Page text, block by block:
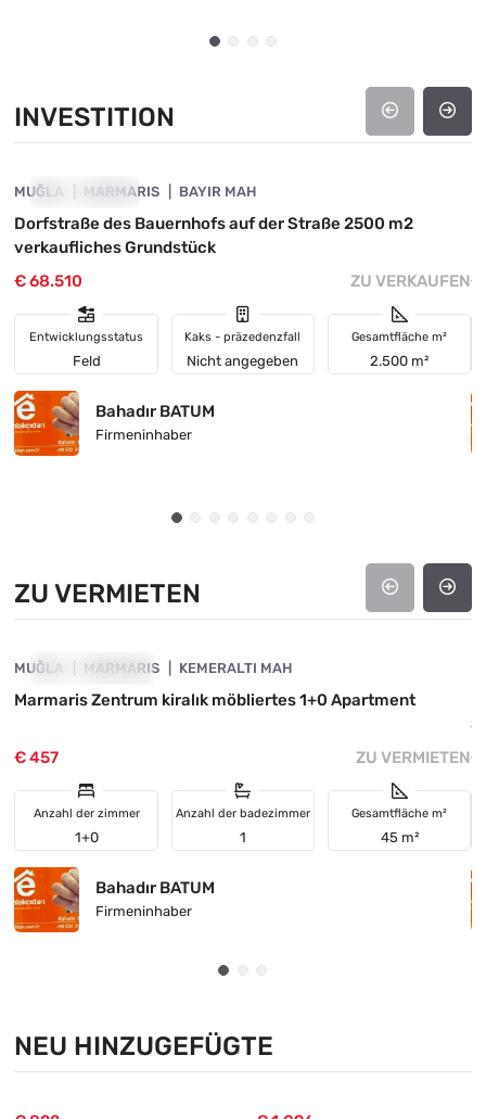
INVESTITION
INVESTITION
MUĞLA MARMARIS BAYIR MAH
Dorfstraße des Bauernhofs auf der Straße 2500 m2
verkaufliches Grundstück
€ 68.510
ZU VERKAUFEN
Entwicklungsstatus
Feld
Kaks - präzedenzfall
Nicht angegeben
Gesamtfläche m²
2.500 m²
Bahadır BATUM
Firmeninhaber
€
ZU VERMIETEN
ZU VERMIETEN
MUĞLA MARMARIS KEMERALTI MAH
Marmaris Zentrum kiralık möbliertes 1+0 Apartment
€ 457 ZU VERMIETEN
Anzahl der zimmer
1+0
Anzahl der badezimmer
1
Gesamtfläche m²
45 m²
Bahadır BATUM
Firmeninhaber
€
NEU HINZUGEFÜGTE